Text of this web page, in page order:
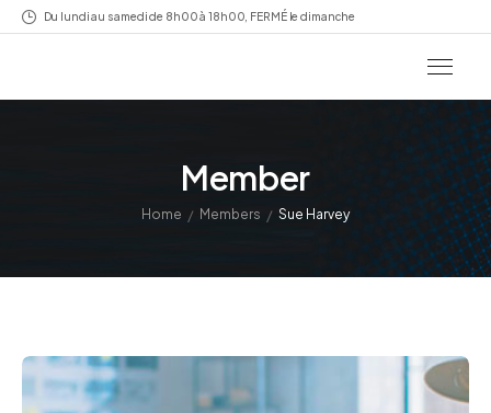
Du lundi au samedi de 8h00 à 18h00, FERMÉ le dimanche
Member
Home / Members / Sue Harvey